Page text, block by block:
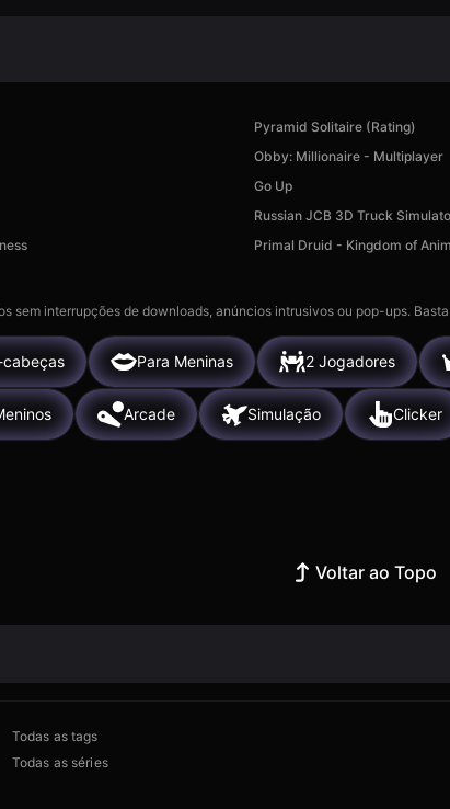
Pyramid Solitaire (Rating)
Obby: Millionaire - Multiplayer
Go Up
Russian JCB 3D Truck
Primal Druid - Kingdom of
interrupções de downloads, anúncios intrusivos ou pop-ups.
Para Meninas 2 Jogadores
Arcade Simulação Clicker
Voltar ao Topo
Todas as tags
Todas as séries